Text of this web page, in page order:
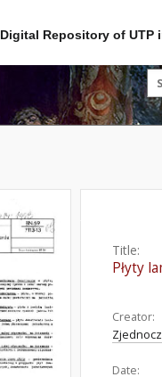
Digital Repository of UTP
Title:
Płyty
Creator:
Date: